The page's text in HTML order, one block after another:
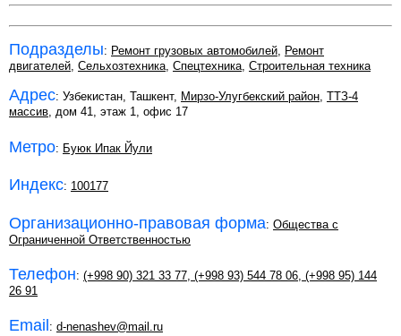
Подразделы: Ремонт грузовых автомобилей, Ремонт
двигателей, Сельхозтехника, Спецтехника, Строительная техника
Адрес: Узбекистан, Ташкент, Мирзо-Улугбекский район, ТТЗ-4
массив, дом 41, этаж 1, офис 17
Метро: Буюк Ипак Йули
Индекс: 100177
Организационно-правовая форма: Общества с
Ограниченной Ответственностью
Телефон: (+998 90) 321 33 77, (+998 93) 544 78 06, (+998 95) 144
26 91
Email : d-nenashev@mail.ru